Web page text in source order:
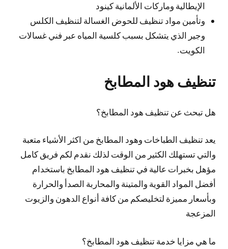
الإيطالية وماركات الألمانية كينود
وتأمين مواد تنظيف للحوض الغسالة لتنظيف الكلس
وجير الذي يتشكل بسبب كلسية المياه عبر فني غسالات
الكويت.
تنظيف هود المطابخ
هل تبحث عن تنظيف هود المطابخ؟
يعد تنظيف الطباخات وهود المطابخ من اكثر الأشياء متعبة
والتي تستهلك الكثير من الوقت لذلك نقدم لكم فريق كامل
مؤهل بخبرات عالية في تنظيف هود المطابخ باستخدام
أفضل المواد القوية والمتينة والمحاربة الصدأ والحرارة
وبأسعار مميزة لتخليصكم من كافة أنواع الدهون والزيوت
المزعجة
ما هي مزايا خدمة تنظيف هود المطابخ؟